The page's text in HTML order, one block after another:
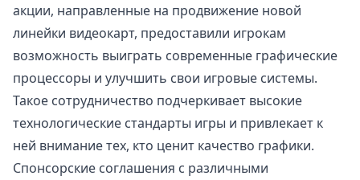
акции, направленные на продвижение новой
линейки видеокарт, предоставили игрокам
возможность выиграть современные графические
процессоры и улучшить свои игровые системы.
Такое сотрудничество подчеркивает высокие
технологические стандарты игры и привлекает к
ней внимание тех, кто ценит качество графики.
Спонсорские соглашения с различными